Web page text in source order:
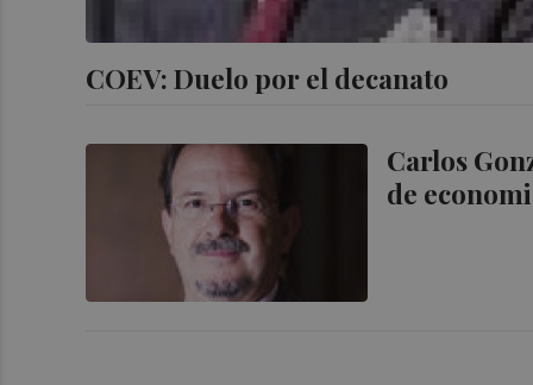
COEV: Duelo por el decanato
Carlos
de